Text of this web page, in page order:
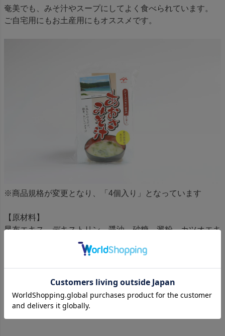
奄美でも、みそ汁やスープにしてよく食べられています。
ご自宅用にもお土産用にもオススメです。
※商品規格が変更となり、「4個入り」となっています
【原材料】
昆布エキス、デキストリン、醤油、砂糖、澱粉、カツオエキ
ス、みりん、食塩、調味料（アミノ酸等）酸化防止剤(ビタ
ミンＥ）、うきみ（青さ、みつば、ごま）、（原材料の一部
[内容量] 9g×4個